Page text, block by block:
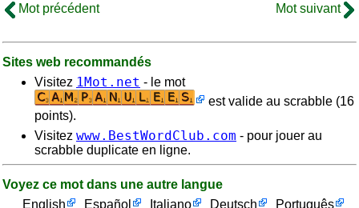
Mot précédent
Mot suivant
Sites web recommandés
Visitez 1Mot.net - le mot
est valide au scrabble (16
points).
Visitez www.BestWordClub.com - pour jouer au
scrabble duplicate en ligne.
Voyez ce mot dans une autre langue
English
Español Italiano Deutsch Português